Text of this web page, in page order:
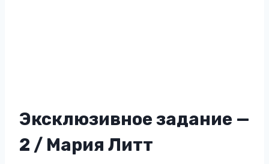
Эксклюзивное задание —
2 / Мария Литт